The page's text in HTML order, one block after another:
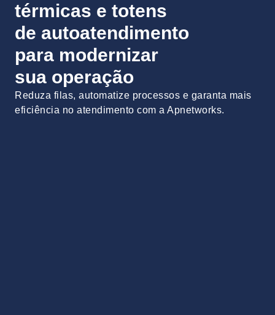
térmicas e totens
de autoatendimento
para modernizar
sua operação
Reduza filas, automatize processos e garanta mais
eficiência no atendimento com a Apnetworks.